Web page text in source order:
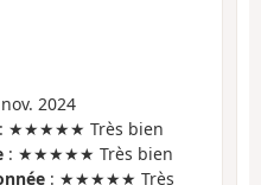
2024
: ★★★★★ Très bien
: ★★★★★ Très bien
: ★★★★★ Très